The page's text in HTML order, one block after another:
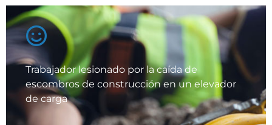
Trabajador lesionado por la caída de
escombros de construcción en un elevador
de carga